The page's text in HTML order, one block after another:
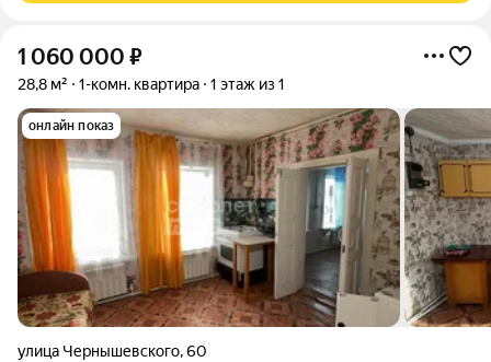
1 060 000 ₽
28,8 м² 1-комн. квартира 1 этаж из 1
онлайн показ
улица Чернышевского,60